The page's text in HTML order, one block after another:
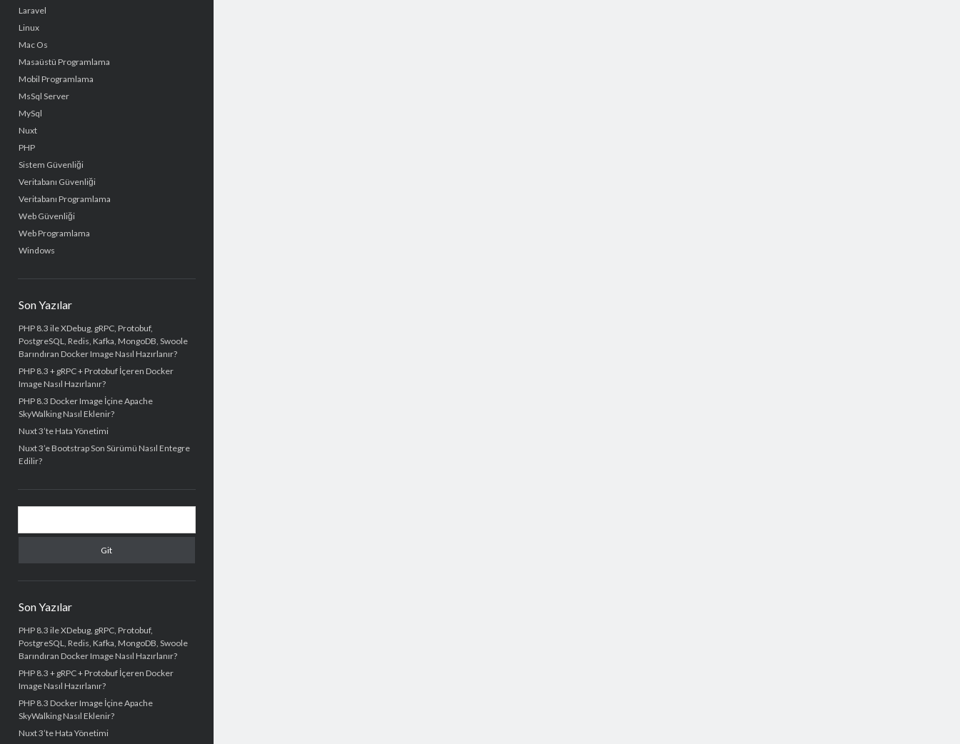
Laravel
Linux
Mac Os
Masaüstü Programlama
Mobil Programlama
MsSql Server
MySql
Nuxt
PHP
Sistem Güvenliği
Veritabanı Güvenliği
Veritabanı Programlama
Web Güvenliği
Web Programlama
Windows
Son Yazılar
PHP 8.3 ile XDebug, gRPC, Protobuf,
PostgreSQL, Redis, Kafka, MongoDB, Swoole
Barındıran Docker Image Nasıl Hazırlanır?
PHP 8.3 + gRPC + Protobuf İçeren Docker
Image Nasıl Hazırlanır?
PHP 8.3 Docker Image İçine Apache
SkyWalking Nasıl Eklenir?
Nuxt 3’te Hata Yönetimi
Nuxt 3’e Bootstrap Son Sürümü Nasıl Entegre
Edilir?
Son Yazılar
PHP 8.3 ile XDebug, gRPC, Protobuf,
PostgreSQL, Redis, Kafka, MongoDB, Swoole
Barındıran Docker Image Nasıl Hazırlanır?
PHP 8.3 + gRPC + Protobuf İçeren Docker
Image Nasıl Hazırlanır?
PHP 8.3 Docker Image İçine Apache
SkyWalking Nasıl Eklenir?
Nuxt 3’te Hata Yönetimi